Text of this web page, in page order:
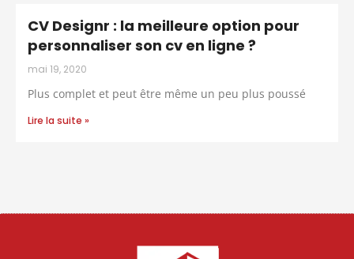
CV Designr : la meilleure option pour
personnaliser son cv en ligne ?
mai 19, 2020
Plus complet et peut être même un peu plus poussé
Lire la suite »